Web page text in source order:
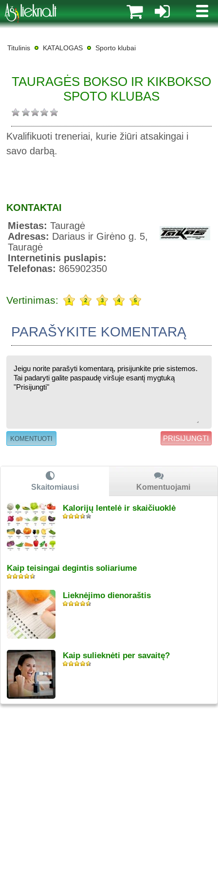
MENIU
Titulinis KATALOGAS Sporto klubai
TAURAGĖS BOKSO IR KIKBOKSO
SPOTO KLUBAS
Kvalifikuoti treneriai, kurie žiūri atsakingai i
savo darbą.
KONTAKTAI
Miestas:Tauragė
Adresas: Dariaus ir Girėno g. 5,
Tauragė
Internetinis puslapis:
Telefonas: 865902350
Vertinimas: 1 2 3 4 5
PARAŠYKITE KOMENTARĄ
PRISIJUNGTI
Skaitomiausi Komentuojami
Kalorijų lentelė ir skaičiuoklė
Kaip teisingai degintis soliariume
Lieknėjimo dienoraštis
Kaip sulieknėti per savaitę?